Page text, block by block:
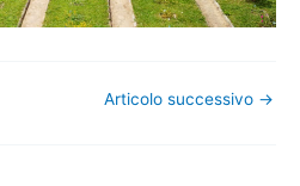
Articolo successivo →